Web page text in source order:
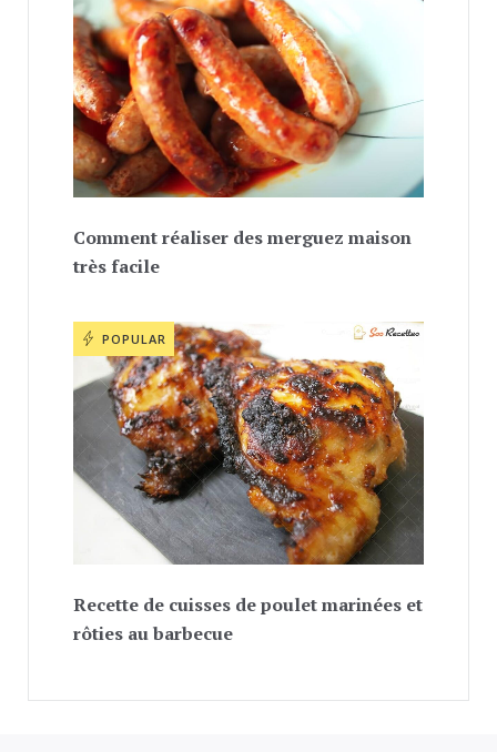
Comment réaliser des merguez maison
très facile
POPULAR
Recette de cuisses de poulet marinées et
rôties au barbecue